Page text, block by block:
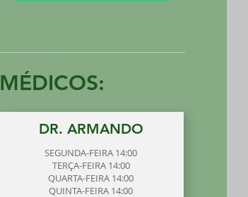
MÉDICOS:
DR. ARMANDO
SEGUNDA-FEIRA 14:00
TERÇA-FEIRA 14:00
QUARTA-FEIRA 14:00
QUINTA-FEIRA 14:00